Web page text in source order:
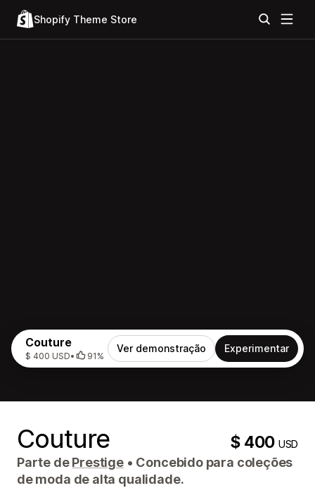
Shopify Theme Store
Couture
$ 400 USD• 91%
Ver demonstração Experimentar
Couture $ 400USD
Parte dePrestige • Concebido para coleções
de moda de alta qualidade.